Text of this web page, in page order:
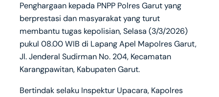
Penghargaan kepada PNPP Polres Garut yang
berprestasi dan masyarakat yang turut
membantu tugas kepolisian, Selasa (3/3/2026)
pukul 08.00 WIB di Lapang Apel Mapolres Garut,
Jl. Jenderal Sudirman No. 204, Kecamatan
Karangpawitan, Kabupaten Garut.
Bertindak selaku Inspektur Upacara, Kapolres